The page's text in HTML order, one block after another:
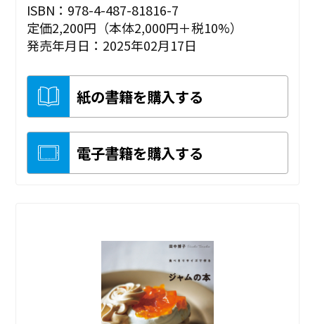
ISBN：978-4-487-81816-7
定価2,200円（本体2,000円＋税10%）
発売年月日：2025年02月17日
紙の書籍を購入する
電子書籍を購入する